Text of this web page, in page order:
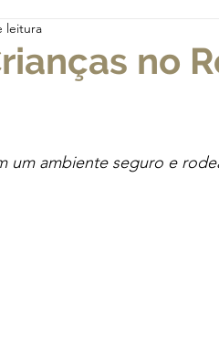
no
leitura
um ambiente seguro e